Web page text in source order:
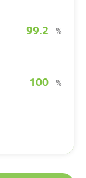
99.2 %
100 %